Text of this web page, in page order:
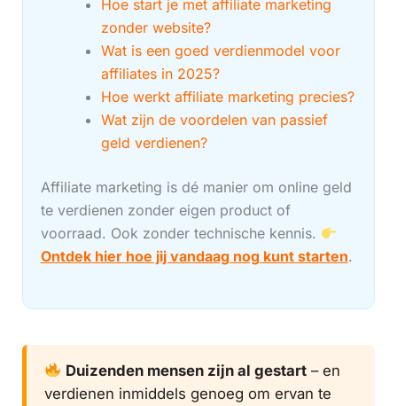
Hoe start je met affiliate marketing
zonder website?
Wat is een goed verdienmodel voor
affiliates in 2025?
Hoe werkt affiliate marketing precies?
Wat zijn de voordelen van passief
geld verdienen?
Affiliate marketing is dé manier om online geld
te verdienen zonder eigen product of
voorraad. Ook zonder technische kennis.
Ontdek hier hoe jij vandaag nog kunt starten.
Duizenden mensen zijn al gestart– en
verdienen inmiddels genoeg om ervan te